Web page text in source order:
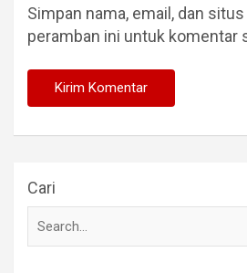
Simpan nama, email, dan
peramban ini untuk komentar
Cari